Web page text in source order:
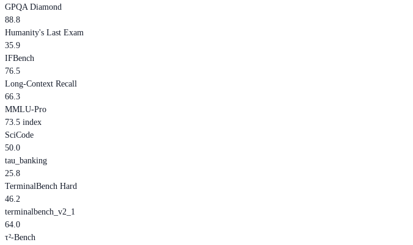
GPQA Diamond
88.8
Humanity's Last Exam
35.9
IFBench
76.5
Long-Context Recall
66.3
MMLU-Pro
73.5 index
SciCode
50.0
tau_banking
25.8
TerminalBench Hard
46.2
terminalbench_v2_1
64.0
τ²-Bench